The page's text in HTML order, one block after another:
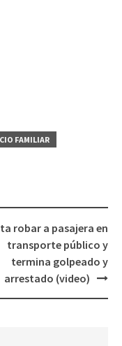
FAMILIAR
robar a pasajera en
transporte público y
termina golpeado y
arrestado (video)